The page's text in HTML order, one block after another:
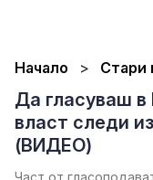
Начало Стари
Да гласуваш
власт следи
(ВИДЕО)
Част от